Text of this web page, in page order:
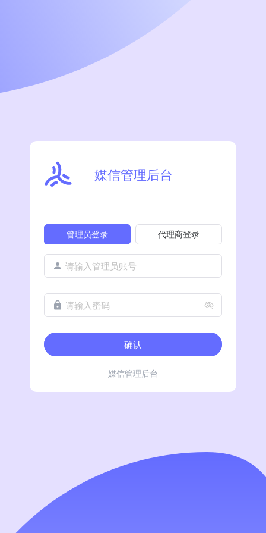
媒信管理后台
管理员登录 代理商登录
请输入管理员账号
请输入密码
确认
媒信管理后台